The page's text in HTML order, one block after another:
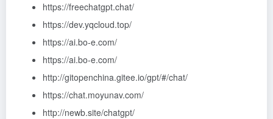
https://freechatgpt.chat/
https://dev.yqcloud.top/
https://ai.bo-e.com/
https://ai.bo-e.com/
http://gitopenchina.gitee.io/gpt/#/chat/
https://chat.moyunav.com/
http://newb.site/chatgpt/